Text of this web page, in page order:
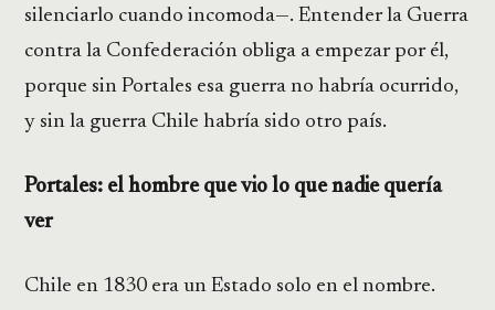
silenciarlo cuando incomoda—. Entender la Guerra
contra la Confederación obliga a empezar por él,
porque sin Portales esa guerra no habría ocurrido,
y sin la guerra Chile habría sido otro país.
Portales: el hombre que vio lo que nadie quería
ver
Chile en 1830 era un Estado solo en el nombre.